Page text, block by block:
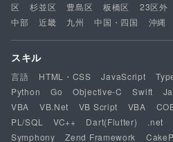
区
杉並区 豊島区 板橋区 23区外
中部
近畿 九州 中国・四国 沖縄
スキル
言語 HTML・CSS JavaScript
Python
Go Objective-C Swift
VBA
VB.Net VB Script VBA
PL/SQL
VC++ Dart(Flutter) .net
Symphony
Zend Framework